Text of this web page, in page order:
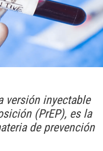
versión inyectable
(PrEP), es la
de prevención